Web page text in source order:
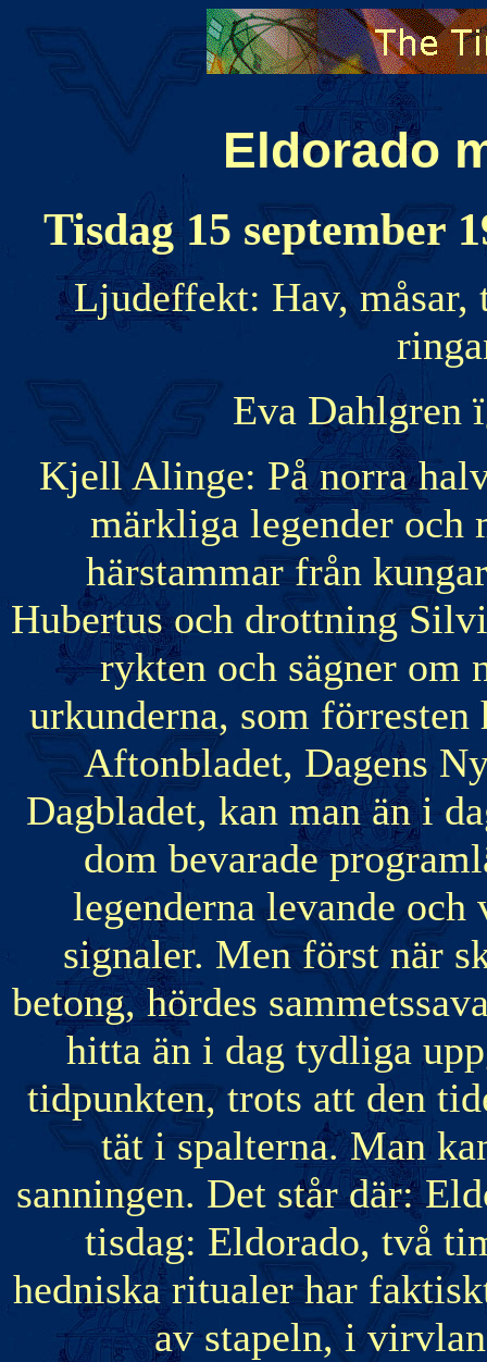
Eldorado
Tisdag 15 september
Ljudeffekt: Hav, måsar,
Eva Dahlgren
Kjell Alinge: På norra
märkliga legender och
härstammar från
Hubertus och drottning
rykten och sägner om
urkunderna, som
Aftonbladet, Dagens
Dagbladet, kan man än i
dom bevarade
legenderna levande
signaler. Men först när
betong, hördes
hitta än i dag tydliga
tidpunkten, trots att den
tät i spalterna. Man
sanningen. Det står där:
tisdag: Eldorado, två
hedniska ritualer har
av stapeln, i